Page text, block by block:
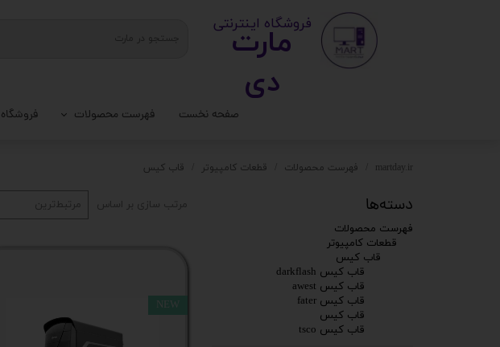
صفحه نخست فهرست محصولات
قطعات کامپیوتر
کامپیوتر رومیزی
فروشگاه
مارت
دی​​​​​​
​ ​فروشگاه اینترنتی
martday.ir فهرست محصولات قطعات کامپیوتر قاب کیس
دسته‌ها
فهرست محصولات
قطعات کامپیوتر
قاب کیس
قاب کیس darkflash
قاب کیس awest
قاب کیس fater
قاب کیس
قاب کیس tsco
مرتب سازی بر اساس مرتبط‌ترین
NEW